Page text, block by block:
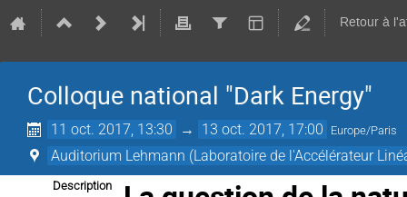
Retour à
Colloque national "Dark Energy"
11 oct. 2017, 13:30 → 13 oct. 2017, 17:00 Europe/Paris
Auditorium Lehmann (Laboratoire de l'Accélérateur
Description